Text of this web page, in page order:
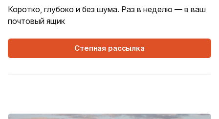
Коротко, глубоко и без шума. Раз в неделю — в ваш
почтовый ящик
Степная рассылка